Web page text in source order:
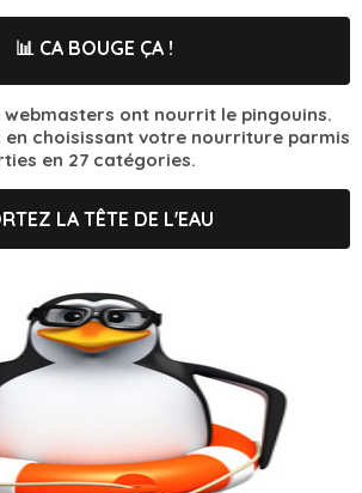
📊 CA BOUGE ÇA !
webmasters ont nourrit le pingouins.
en choisissant votre nourriture parmis
en 27 catégories.
LA TÊTE DE L'EAU